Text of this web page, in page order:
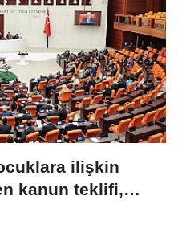
ilişkin
kanun teklifi,